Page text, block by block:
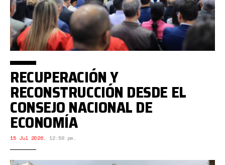
RECUPERACIÓN Y
RECONSTRUCCIÓN DESDE EL
CONSEJO NACIONAL DE
ECONOMÍA
15 Jul 2026, 12:58 pm.